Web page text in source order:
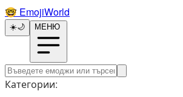
🤓️ EmojiWorld
☀️🌙 МЕНЮ
Категории: